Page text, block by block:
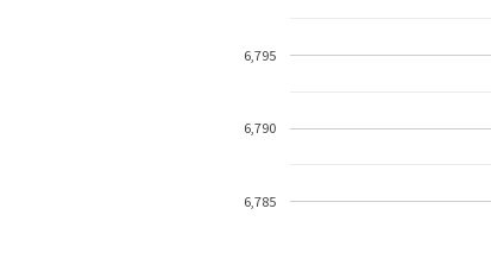
6,785
6,790
6,795